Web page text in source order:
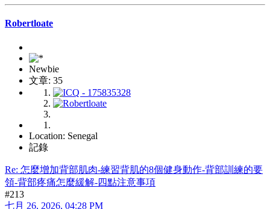
Robertloate
Newbie
文章: 35
Location: Senegal
記錄
Re: 怎麼增加背部肌肉-練習背肌的8個健身動作-背部訓練的要
領-背部疼痛怎麼緩解-四點注意事項
#213
七月 26, 2026, 04:28 PM